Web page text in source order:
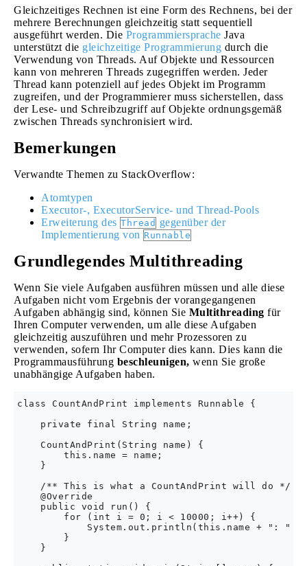
Gleichzeitiges Rechnen ist eine Form des Rechnens, bei der
mehrere Berechnungen gleichzeitig statt sequentiell
ausgeführt werden. Die Programmiersprache Java
unterstützt die gleichzeitige Programmierung durch die
Verwendung von Threads. Auf Objekte und Ressourcen
kann von mehreren Threads zugegriffen werden. Jeder
Thread kann potenziell auf jedes Objekt im Programm
zugreifen, und der Programmierer muss sicherstellen, dass
der Lese- und Schreibzugriff auf Objekte ordnungsgemäß
zwischen Threads synchronisiert wird.
Bemerkungen
Verwandte Themen zu StackOverflow:
Atomtypen
Executor-, ExecutorService- und Thread-Pools
Erweiterung des Thread gegenüber der
Implementierung von Runnable
Grundlegendes Multithreading
Wenn Sie viele Aufgaben ausführen müssen und alle diese
Aufgaben nicht vom Ergebnis der vorangegangenen
Aufgaben abhängig sind, können Sie Multithreading für
Ihren Computer verwenden, um alle diese Aufgaben
gleichzeitig auszuführen und mehr Prozessoren zu
verwenden, sofern Ihr Computer dies kann. Dies kann die
Programmausführung beschleunigen, wenn Sie große
unabhängige Aufgaben haben.
class CountAndPrint implements Runnable {
    private final String name;
    CountAndPrint(String name) {
        this.name = name;
    }
    /** This is what a CountAndPrint will do */
    @Override
    public void run() {
        for (int i = 0; i < 10000; i++) {
System.out.println(this.name + ": " +
        }
    }